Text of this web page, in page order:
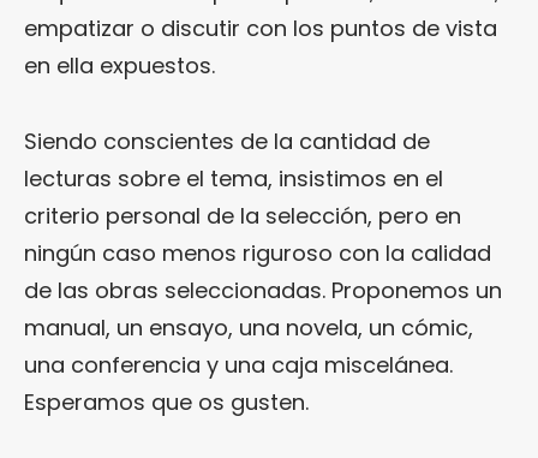
empatizar o discutir con los puntos de vista
en ella expuestos.
Siendo conscientes de la cantidad de
lecturas sobre el tema, insistimos en el
criterio personal de la selección, pero en
ningún caso menos riguroso con la calidad
de las obras seleccionadas. Proponemos un
manual, un ensayo, una novela, un cómic,
una conferencia y una caja miscelánea.
Esperamos que os gusten.